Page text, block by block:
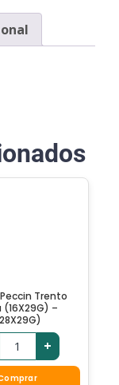
Trento
(16X29G) –
+